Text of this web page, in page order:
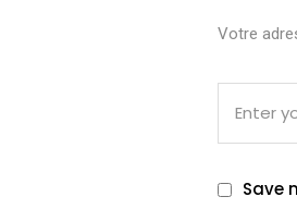
Votre
Save